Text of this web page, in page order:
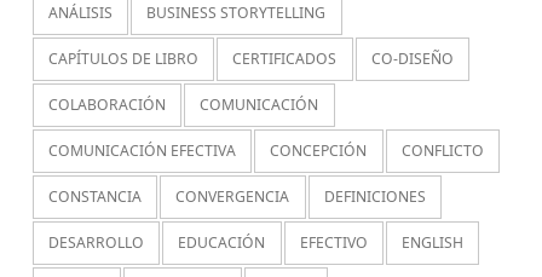
ANÁLISIS BUSINESS STORYTELLING
CAPÍTULOS DE LIBRO CERTIFICADOS CO-DISEÑO
COLABORACIÓN COMUNICACIÓN
COMUNICACIÓN EFECTIVA CONCEPCIÓN CONFLICTO
CONSTANCIA CONVERGENCIA DEFINICIONES
DESARROLLO EDUCACIÓN EFECTIVO ENGLISH